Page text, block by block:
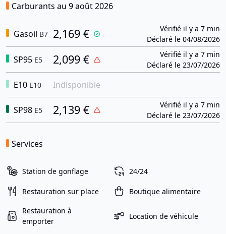
Carburants au 9 août 2026
Gasoil B7 2,169 €
Vérifié il y a 7 min
Déclaré le 04/08/2026
SP95 E5 2,099 €
Vérifié il y a 7 min
Déclaré le 23/07/2026
E10 E10 Indisponible
SP98 E5 2,139 €
Vérifié il y a 7 min
Déclaré le 23/07/2026
Services
Station de gonflage 24/24
Restauration sur place Boutique alimentaire
Restauration à
emporter
Location de véhicule